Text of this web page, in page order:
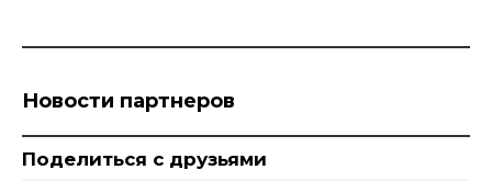
Новости партнеров
Поделиться с друзьями